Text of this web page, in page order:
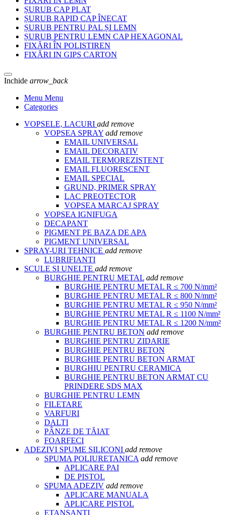
ȘURUB CAP PLAT
ȘURUB RAPID CAP ÎNECAT
ȘURUB PENTRU PAL ȘI LEMN
ȘURUB PENTRU LEMN CAP HEXAGONAL
FIXĂRI ÎN POLISTIREN
FIXĂRI IN GIPS CARTON
Inchide arrow_back
Menu Menu
Categories
VOPSELE, LACURI add remove
VOPSEA SPRAY add remove
EMAIL UNIVERSAL
EMAIL DECORATIV
EMAIL TERMOREZISTENT
EMAIL FLUORESCENT
EMAIL SPECIAL
GRUND, PRIMER SPRAY
LAC PREOTECTOR
VOPSEA MARCAJ SPRAY
VOPSEA IGNIFUGA
DECAPANT
PIGMENT PE BAZA DE APA
PIGMENT UNIVERSAL
SPRAY-URI TEHNICE add remove
LUBRIFIANTI
SCULE SI UNELTE add remove
BURGHIE PENTRU METAL add remove
BURGHIE PENTRU METAL R ≤ 700 N/mm²
BURGHIE PENTRU METAL R ≤ 800 N/mm²
BURGHIE PENTRU METAL R ≤ 950 N/mm²
BURGHIE PENTRU METAL R ≤ 1100 N/mm²
BURGHIE PENTRU METAL R ≤ 1200 N/mm²
BURGHIE PENTRU BETON add remove
BURGHIE PENTRU ZIDARIE
BURGHIE PENTRU BETON
BURGHIE PENTRU BETON ARMAT
BURGHIU PENTRU CERAMICA
BURGHIE PENTRU BETON ARMAT CU
PRINDERE SDS MAX
BURGHIE PENTRU LEMN
FILETARE
VARFURI
DALTI
PÂNZE DE TĂIAT
FOARFECI
ADEZIVI SPUME SILICONI add remove
SPUMA POLIURETANICA add remove
APLICARE PAI
DE PISTOL
SPUMA ADEZIV add remove
APLICARE MANUALA
APLICARE PISTOL
ETANSANTI